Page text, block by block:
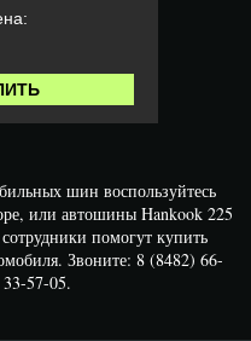
шин воспользуйтесь
или автошины Hankook 225
помогут купить
Звоните: 8 (8482) 66-
57-05.